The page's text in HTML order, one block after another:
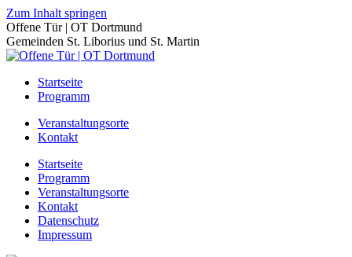
Zum Inhalt springen
Offene Tür | OT Dortmund
Gemeinden St. Liborius und St. Martin
Startseite
Programm
Veranstaltungsorte
Kontakt
Startseite
Programm
Veranstaltungsorte
Kontakt
Datenschutz
Impressum